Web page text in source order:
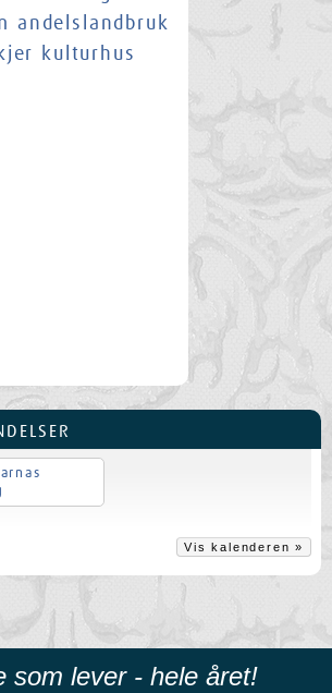
andelslandbruk
kulturhus
Vis kalenderen »
som lever - hele året!